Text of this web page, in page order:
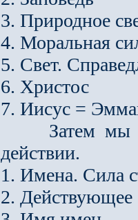
3. Природное
4. Моральная
5. Свет.
6. Христос
7. Иисус =
Затем мы
действии.
1. Имена. Сила
2. Действующее